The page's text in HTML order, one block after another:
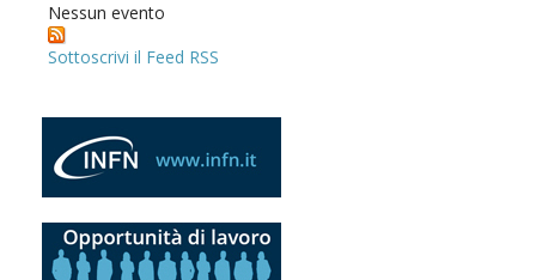
Nessun evento
Sottoscrivi il Feed RSS